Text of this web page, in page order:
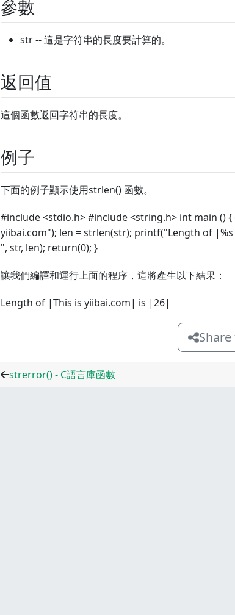
參數
str -- 這是字符串的長度要計算的。
返回值
這個函數返回字符串的長度。
例子
下面的例子顯示使用strlen() 函數。
#include <stdio.h> #include <string.h> int main ()
yiibai.com"); len = strlen(str); printf("Length of
", str, len); return(0); }
讓我們編譯和運行上面的程序，這將產生以下結果：
Length of |This is yiibai.com| is |26|
Share
strerror() - C語言庫函數